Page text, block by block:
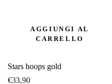
AGGIUNGI AL
CARRELLO
Stars hoops gold
€33,90